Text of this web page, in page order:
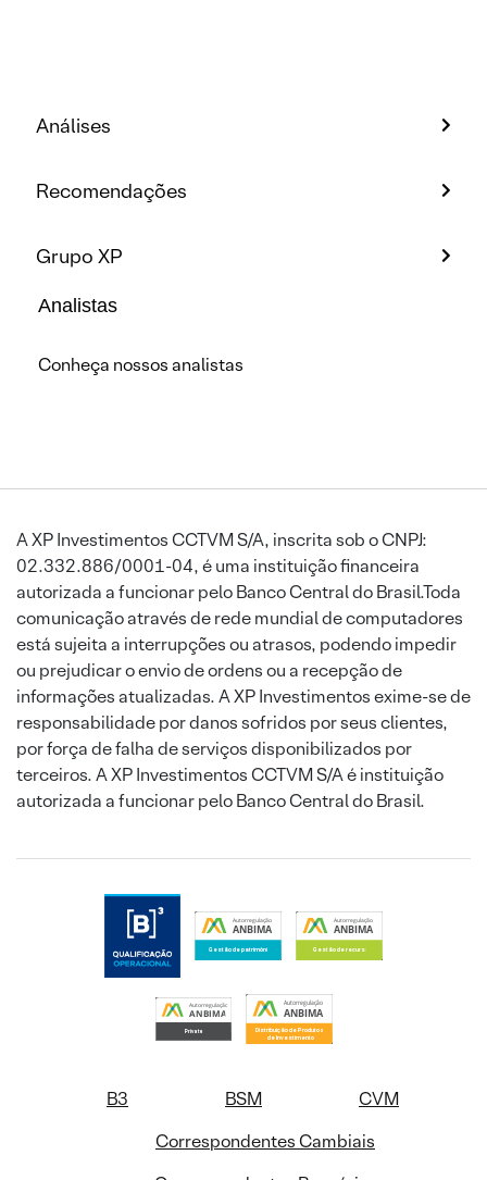
Análises
Recomendações
Grupo XP
Analistas
Conheça nossos analistas
A XP Investimentos CCTVM S/A, inscrita sob o CNPJ:
02.332.886/0001-04, é uma instituição financeira
autorizada a funcionar pelo Banco Central do Brasil.Toda
comunicação através de rede mundial de computadores
está sujeita a interrupções ou atrasos, podendo impedir
ou prejudicar o envio de ordens ou a recepção de
informações atualizadas. A XP Investimentos exime-se de
responsabilidade por danos sofridos por seus clientes,
por força de falha de serviços disponibilizados por
terceiros. A XP Investimentos CCTVM S/A é instituição
autorizada a funcionar pelo Banco Central do Brasil.
B3 BSM
CVM
Correspondentes Cambiais